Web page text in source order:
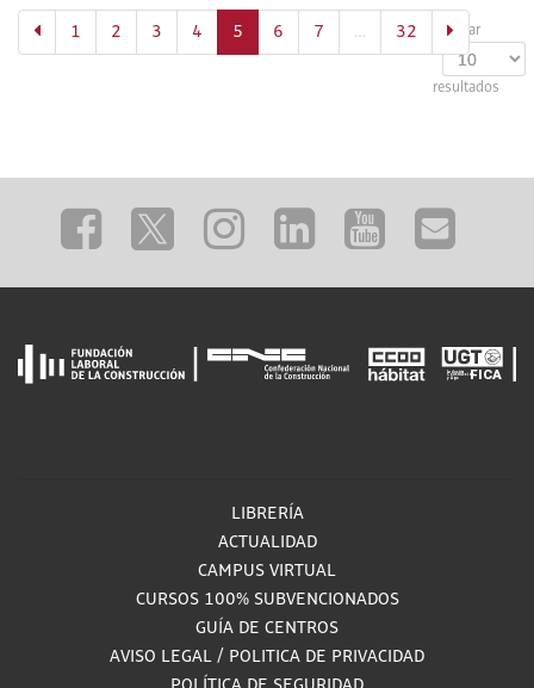
Mostrar
resultados
1 2 3 4 5 (actual)
6 7 … 32
LIBRERÍA
ACTUALIDAD
CAMPUS VIRTUAL
CURSOS 100% SUBVENCIONADOS
GUÍA DE CENTROS
AVISO LEGAL / POLITICA DE PRIVACIDAD